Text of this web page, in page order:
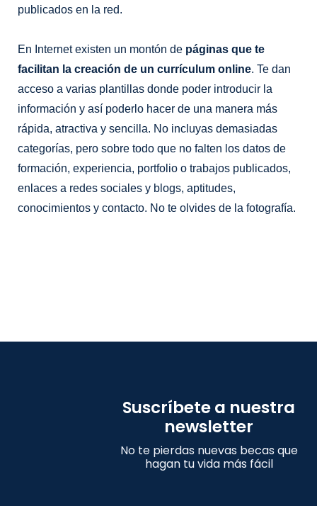
publicados en la red.
En Internet existen un montón de páginas que te
facilitan la creación de un currículum online. Te dan
acceso a varias plantillas donde poder introducir la
información y así poderlo hacer de una manera más
rápida, atractiva y sencilla. No incluyas demasiadas
categorías, pero sobre todo que no falten los datos de
formación, experiencia, portfolio o trabajos publicados,
enlaces a redes sociales y blogs, aptitudes,
conocimientos y contacto. No te olvides de la fotografía.
Suscríbete a nuestra
newsletter
No te pierdas nuevas becas que
hagan tu vida más fácil